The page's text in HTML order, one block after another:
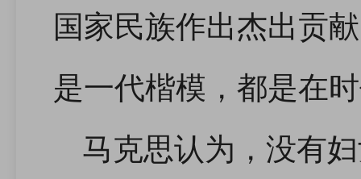
国家民族作出杰出贡
是一代楷模，都是在
马克思认为，没有